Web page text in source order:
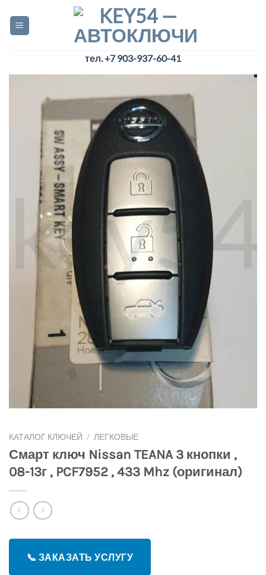
content
тел. +7 903-937-60-41
КАТАЛОГ КЛЮЧЕЙ / ЛЕГКОВЫЕ
Смарт ключ Nissan TEANA 3 кнопки ,
08-13г , PCF7952 , 433 Mhz (оригинал)
📞 ЗАКАЗАТЬ УСЛУГУ